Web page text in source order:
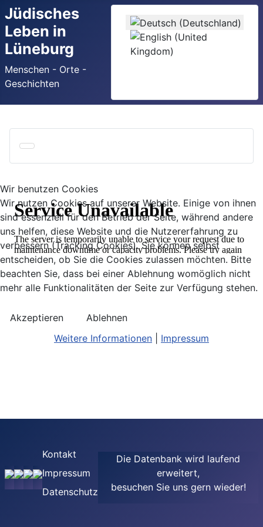
Jüdisches
Leben in
Lüneburg
Menschen - Orte -
Geschichten
Sprache auswählen
Kontakt
Impressum
Datenschutz
Die Datenbank wird laufend
erweitert,
besuchen Sie uns gern wieder!
Wir benutzen Cookies
Wir nutzen Cookies auf unserer Website. Einige von ihnen
sind essenziell für den Betrieb der Seite, während andere
uns helfen, diese Website und die Nutzererfahrung zu
verbessern (Tracking Cookies). Sie können selbst
entscheiden, ob Sie die Cookies zulassen möchten. Bitte
beachten Sie, dass bei einer Ablehnung womöglich nicht
mehr alle Funktionalitäten der Seite zur Verfügung stehen.
Akzeptieren
Ablehnen
Weitere Informationen
Impressum